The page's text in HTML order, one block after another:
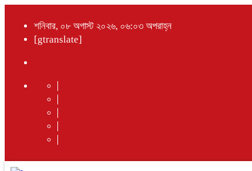
শনিবার, ০৮ অগাস্ট ২০২৬, ০৬:০৩ অপরাহ্ন
[gtranslate]